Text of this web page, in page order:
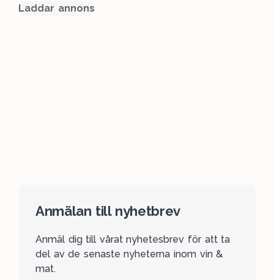
Laddar annons
Anmälan till nyhetbrev
Anmäl dig till vårat nyhetesbrev för att ta
del av de senaste nyheterna inom vin &
mat.